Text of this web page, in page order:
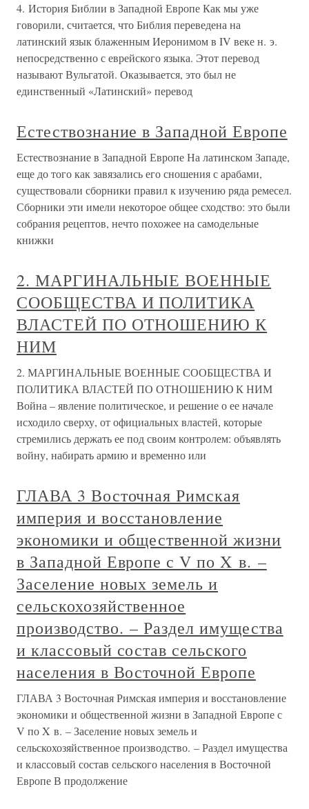
4. История Библии в Западной Европе Как мы уже
говорили, считается, что Библия переведена на
латинский язык блаженным Иеронимом в IV веке н. э.
непосредственно с еврейского языка. Этот перевод
называют Вульгатой. Оказывается, это был не
единственный «Латинский» перевод
Естествознание в Западной Европе
Естествознание в Западной Европе На латинском Западе,
еще до того как завязались его сношения с арабами,
существовали сборники правил к изучению ряда ремесел.
Сборники эти имели некоторое общее сходство: это были
собрания рецептов, нечто похожее на самодельные
книжки
2. МАРГИНАЛЬНЫЕ ВОЕННЫЕ
СООБЩЕСТВА И ПОЛИТИКА
ВЛАСТЕЙ ПО ОТНОШЕНИЮ К
НИМ
2. МАРГИНАЛЬНЫЕ ВОЕННЫЕ СООБЩЕСТВА И
ПОЛИТИКА ВЛАСТЕЙ ПО ОТНОШЕНИЮ К НИМ
Война – явление политическое, и решение о ее начале
исходило сверху, от официальных властей, которые
стремились держать ее под своим контролем: объявлять
войну, набирать армию и временно или
ГЛАВА 3 Восточная Римская
империя и восстановление
экономики и общественной жизни
в Западной Европе с V по X в. –
Заселение новых земель и
сельскохозяйственное
производство. – Раздел имущества
и классовый состав сельского
населения в Восточной Европе
ГЛАВА 3 Восточная Римская империя и восстановление
экономики и общественной жизни в Западной Европе с
V по X в. – Заселение новых земель и
сельскохозяйственное производство. – Раздел имущества
и классовый состав сельского населения в Восточной
Европе В продолжение